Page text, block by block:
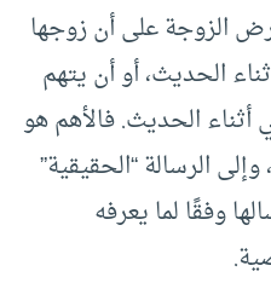
الزوجة على أن زوجها
الحديث، أو أن يتهم
أثناء الحديث. فالأهم هو
الرسالة “الحقيقية”
وفقًا لما يعرفه